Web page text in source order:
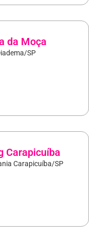
da Moça
SP
Carapicuíba
Carapicuíba/SP